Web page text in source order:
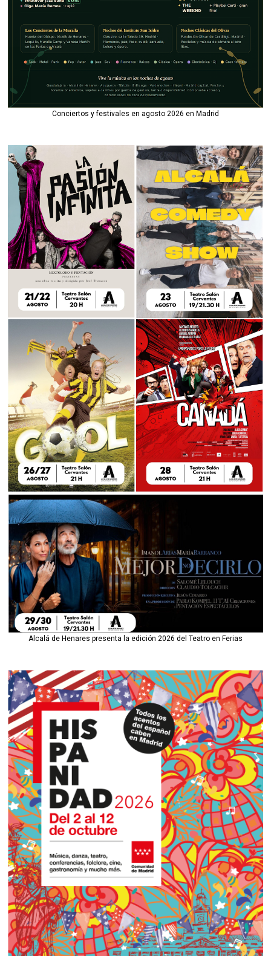
Conciertos y festivales en agosto 2026 en Madrid
Alcalá de Henares presenta la edición 2026 del Teatro en Ferias